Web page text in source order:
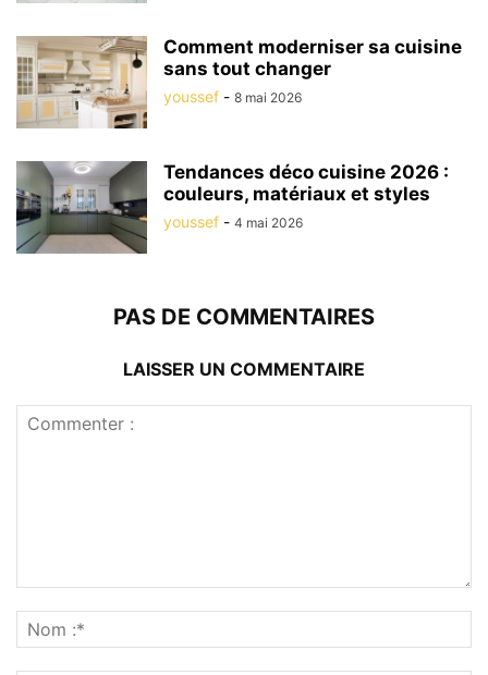
Comment moderniser sa cuisine
sans tout changer
youssef - 8 mai 2026
Tendances déco cuisine 2026 :
couleurs, matériaux et styles
youssef - 4 mai 2026
PAS DE COMMENTAIRES
LAISSER UN COMMENTAIRE